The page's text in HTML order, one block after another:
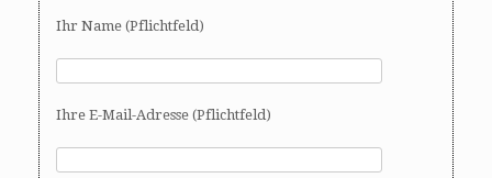
Ihr Name (Pflichtfeld)
Ihre E-Mail-Adresse (Pflichtfeld)